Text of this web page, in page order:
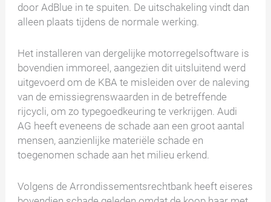
door AdBlue in te spuiten. De uitschakeling vindt dan
alleen plaats tijdens de normale werking.
Het installeren van dergelijke motorregelsoftware is
bovendien immoreel, aangezien dit uitsluitend werd
uitgevoerd om de KBA te misleiden over de naleving
van de emissiegrenswaarden in de betreffende
rijcycli, om zo typegoedkeuring te verkrijgen. Audi
AG heeft eveneens de schade aan een groot aantal
mensen, aanzienlijke materiële schade en
toegenomen schade aan het milieu erkend.
Volgens de Arrondissementsrechtbank heeft eiseres